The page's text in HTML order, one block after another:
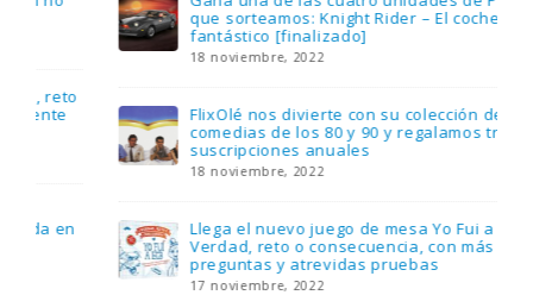
que sorteamos: Knight Rider – El coche
fantástico [finalizado]
18 noviembre, 2022
FlixOlé nos divierte con su colección de
comedias de los 80 y 90 y regalamos tres
suscripciones anuales
18 noviembre, 2022
Llega el nuevo juego de mesa Yo Fui a EGB:
Verdad, reto o consecuencia, con más
preguntas y atrevidas pruebas
17 noviembre, 2022